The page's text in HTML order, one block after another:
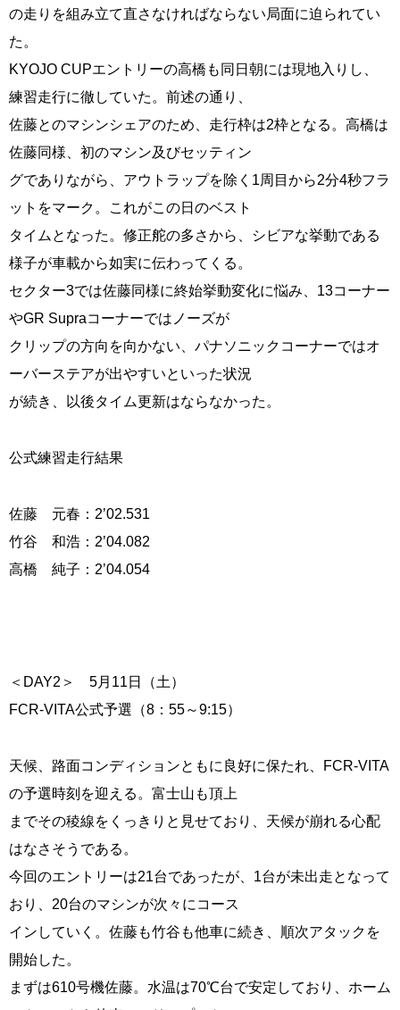
の走りを組み立て直さなければならない局面に迫られてい
た。
KYOJO CUPエントリーの高橋も同日朝には現地入りし、
練習走行に徹していた。前述の通り、
佐藤とのマシンシェアのため、走行枠は2枠となる。高橋は
佐藤同様、初のマシン及びセッティン
グでありながら、アウトラップを除く1周目から2分4秒フラ
ットをマーク。これがこの日のベスト
タイムとなった。修正舵の多さから、シビアな挙動である
様子が車載から如実に伝わってくる。
セクター3では佐藤同様に終始挙動変化に悩み、13コーナー
やGR Supraコーナーではノーズが
クリップの方向を向かない、パナソニックコーナーではオ
ーバーステアが出やすいといった状況
が続き、以後タイム更新はならなかった。
公式練習走行結果
佐藤 元春：2’02.531
竹谷 和浩：2’04.082
高橋 純子：2’04.054
＜DAY2＞ 5月11日（土）
FCR-VITA公式予選（8：55～9:15）
天候、路面コンディションともに良好に保たれ、FCR-VITA
の予選時刻を迎える。富士山も頂上
までその稜線をくっきりと見せており、天候が崩れる心配
はなさそうである。
今回のエントリーは21台であったが、1台が未出走となって
おり、20台のマシンが次々にコース
インしていく。佐藤も竹谷も他車に続き、順次アタックを
開始した。
まずは610号機佐藤。水温は70℃台で安定しており、ホーム